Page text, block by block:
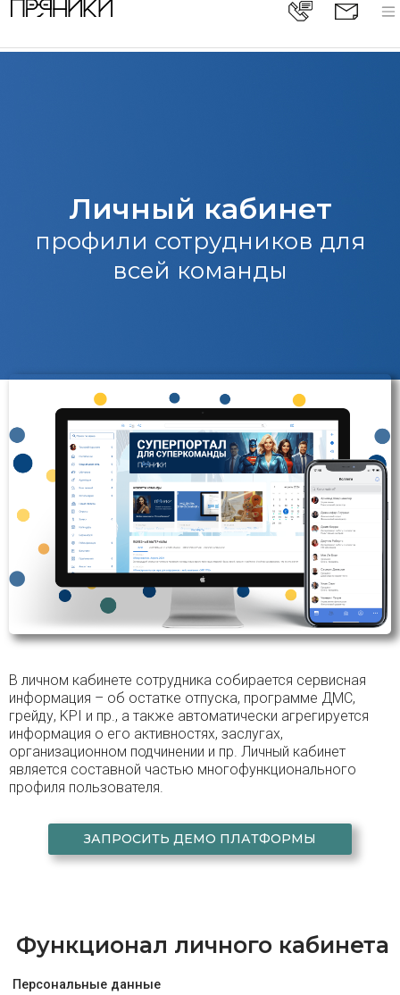
Личный кабинет
профили сотрудников для
всей команды
В личном кабинете сотрудника собирается сервисная
информация – об остатке отпуска, программе ДМС,
грейду, KPI и пр., а также автоматически агрегируется
информация о его активностях, заслугах,
организационном подчинении и пр. Личный кабинет
является составной частью многофункционального
профиля пользователя.
ЗАПРОСИТЬ ДЕМО ПЛАТФОРМЫ
Функционал личного кабинета
Персональные данные